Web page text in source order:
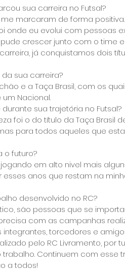
sua carreira no Futsal?
marcaram de forma positiva.
eu evolui com pessoas
crescer junto com o time
já conquistamos dois
sua carreira?
e a Taça Brasil, com os
Nacional.
sua trajetória no Futsal?
foi o do título da Taça Brasil
para todos aqueles que
o futuro?
em alto nivel mais
anos que restam na
desenvolvido no RC?
são pessoas que se
com as campanhas
torcedores e
pelo RC Livramento, por
Continuem com esse
a todos!